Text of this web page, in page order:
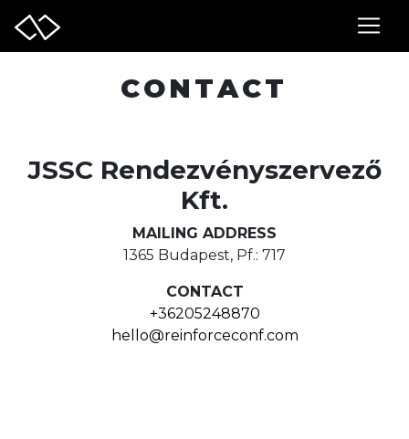
CONTACT
JSSC Rendezvényszervező
Kft.
MAILING ADDRESS
1365 Budapest, Pf.: 717
CONTACT
+36205248870
hello@reinforceconf.com